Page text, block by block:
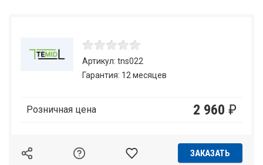
Артикул: tns022
Гарантия: 12 месяцев
Розничная цена 2 960 ₽
ЗАКАЗАТЬ